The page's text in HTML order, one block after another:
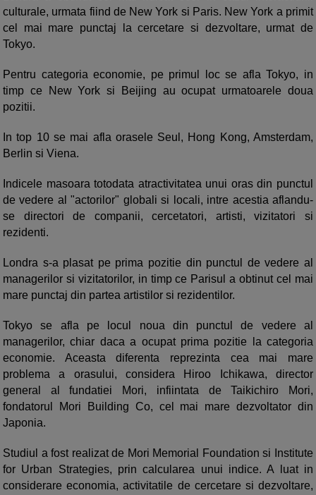
culturale, urmata fiind de New York si Paris. New York a primit
cel mai mare punctaj la cercetare si dezvoltare, urmat de
Tokyo.
Pentru categoria economie, pe primul loc se afla Tokyo, in
timp ce New York si Beijing au ocupat urmatoarele doua
pozitii.
In top 10 se mai afla orasele Seul, Hong Kong, Amsterdam,
Berlin si Viena.
Indicele masoara totodata atractivitatea unui oras din punctul
de vedere al "actorilor" globali si locali, intre acestia aflandu-
se directori de companii, cercetatori, artisti, vizitatori si
rezidenti.
Londra s-a plasat pe prima pozitie din punctul de vedere al
managerilor si vizitatorilor, in timp ce Parisul a obtinut cel mai
mare punctaj din partea artistilor si rezidentilor.
Tokyo se afla pe locul noua din punctul de vedere al
managerilor, chiar daca a ocupat prima pozitie la categoria
economie. Aceasta diferenta reprezinta cea mai mare
problema a orasului, considera Hiroo Ichikawa, director
general al fundatiei Mori, infiintata de Taikichiro Mori,
fondatorul Mori Building Co, cel mai mare dezvoltator din
Japonia.
Studiul a fost realizat de Mori Memorial Foundation si Institute
for Urban Strategies, prin calcularea unui indice. A luat in
considerare economia, activitatile de cercetare si dezvoltare,